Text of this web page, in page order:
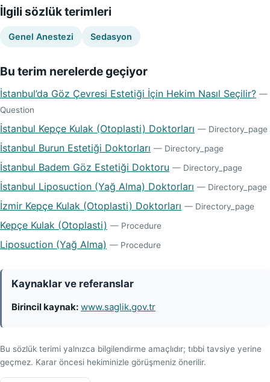
İlgili sözlük terimleri
Genel Anestezi Sedasyon
Bu terim nerelerde geçiyor
İstanbul’da Göz Çevresi Estetiği İçin Hekim Nasıl Seçilir? —
Question
İstanbul Kepçe Kulak (Otoplasti) Doktorları — Directory_page
İstanbul Burun Estetiği Doktorları — Directory_page
İstanbul Badem Göz Estetiği Doktoru — Directory_page
İstanbul Liposuction (Yağ Alma) Doktorları — Directory_page
İzmir Kepçe Kulak (Otoplasti) Doktorları — Directory_page
Kepçe Kulak (Otoplasti) — Procedure
Liposuction (Yağ Alma) — Procedure
Kaynaklar ve referanslar
Birincil kaynak: www.saglik.gov.tr
Bu sözlük terimi yalnızca bilgilendirme amaçlıdır; tıbbi tavsiye yerine
geçmez. Karar öncesi hekiminizle görüşmeniz önerilir.